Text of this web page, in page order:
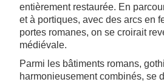
entièrement restaurée. En
et à portiques, avec des arcs en
portes romanes, on se croirait
médiévale.
Parmi les bâtiments romans,
harmonieusement combinés, se